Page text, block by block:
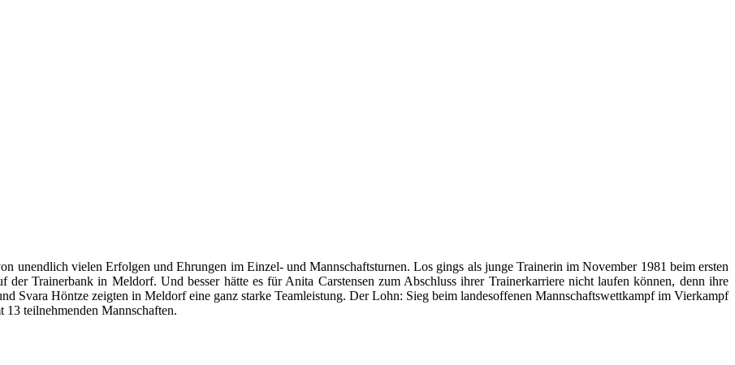
unendlich vielen Erfolgen und Ehrungen im Einzel- und Mannschaftsturnen. Los gings als junge Trainerin im November 1981 beim ersten
Trainerbank in Meldorf. Und besser hätte es für Anita Carstensen zum Abschluss ihrer Trainerkarriere nicht laufen können, denn ihre
Svara Höntze zeigten in Meldorf eine ganz starke Teamleistung. Der Lohn: Sieg beim landesoffenen Mannschaftswettkampf im Vierkampf
13 teilnehmenden Mannschaften.